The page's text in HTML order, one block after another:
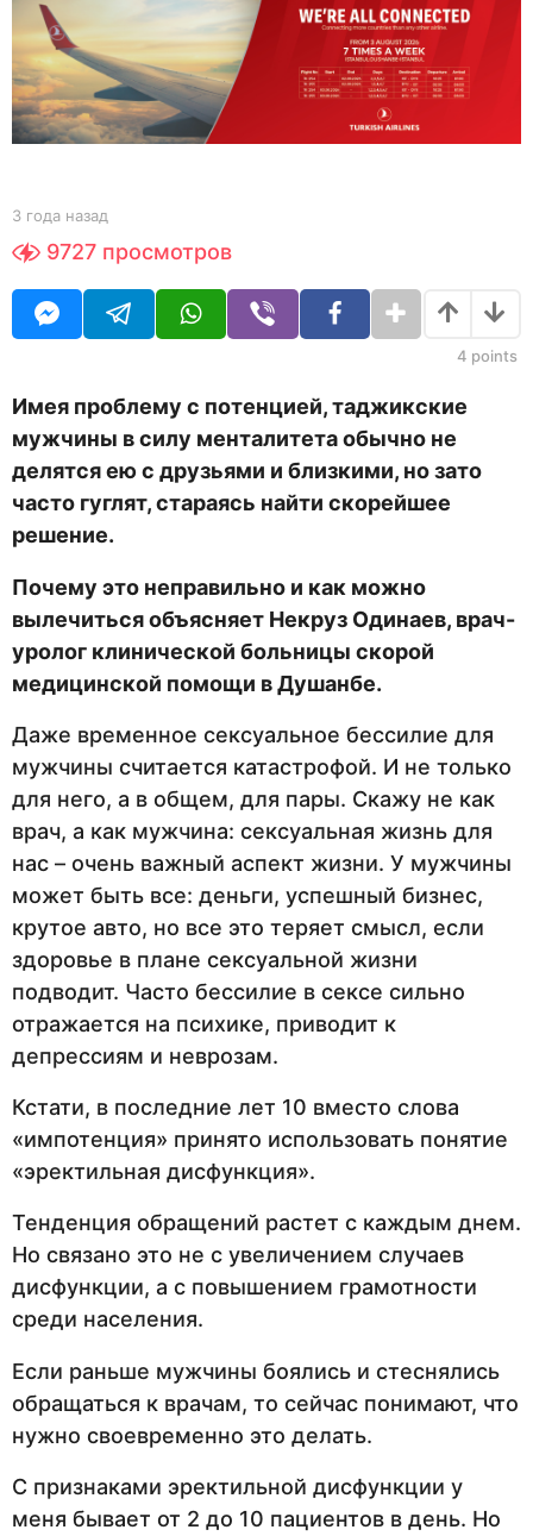
а
з
а
b
Y
O
R
3 года назад
о
а
н
а
д
9727 просмотров
4 points
Имея проблему с потенцией, таджикские
мужчины в силу менталитета обычно не
делятся ею с друзьями и близкими, но зато
часто гуглят, стараясь найти скорейшее
решение.
Почему это неправильно и как можно
вылечиться объясняет Некруз Одинаев, врач-
уролог клинической больницы скорой
медицинской помощи в Душанбе.
Даже временное сексуальное бессилие для
мужчины считается катастрофой. И не только
для него, а в общем, для пары. Скажу не как
врач, а как мужчина: сексуальная жизнь для
нас – очень важный аспект жизни. У мужчины
может быть все: деньги, успешный бизнес,
крутое авто, но все это теряет смысл, если
здоровье в плане сексуальной жизни
подводит. Часто бессилие в сексе сильно
отражается на психике, приводит к
депрессиям и неврозам.
Кстати, в последние лет 10 вместо слова
«импотенция» принято использовать понятие
«эректильная дисфункция».
Тенденция обращений растет с каждым днем.
Но связано это не с увеличением случаев
дисфункции, а с повышением грамотности
среди населения.
Если раньше мужчины боялись и стеснялись
обращаться к врачам, то сейчас понимают, что
нужно своевременно это делать.
С признаками эректильной дисфункции у
меня бывает от 2 до 10 пациентов в день. Но